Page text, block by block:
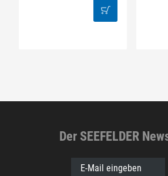
Der SEEFELDER
E-Mail eingeben